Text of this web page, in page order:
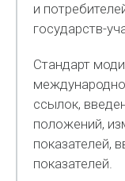
и
государств-
Стандарт
ссылок,
положений,
показателей,
показателей.